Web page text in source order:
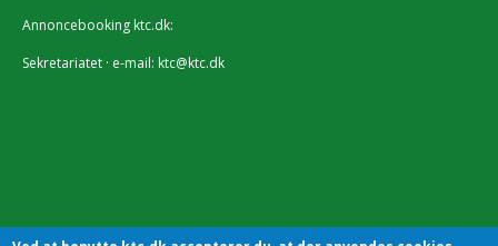
Annoncebooking ktc.dk:
Sekretariatet · e-mail: ktc@ktc.dk